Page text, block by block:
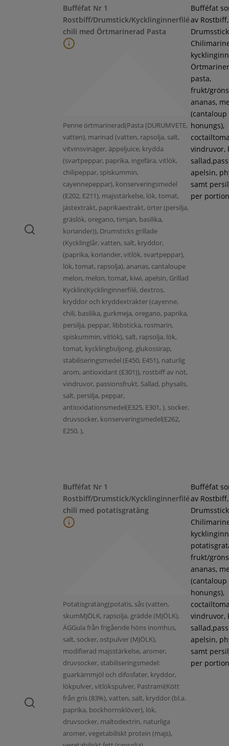
Bufféfat Nr 1
Rostbiff/Drumstick/Kycklinginnerfilé
chili med Örtmarinerad Pasta
Penne örtmarinerad(Pasta (DURUMVETE,
vatten), marinad (vatten, rapsolja, salt,
vitvinsvinäger, äppeljuice, krydda
(svartpeppar, paprika, ingefära, vitlök,
chilipeppar, spiskummin,
cayennepeppar), konserveringsmedel
(E202, E211), majsstärkelse, lök, tomat,
jästextrakt, paprikaextrakt, örter (persilja,
gräslök, oregano, timjan, basilika,
koriander)), Drumsticks grillade
(Kycklinglår, vatten, salt, kryddor,
(paprika, koriander, vitlök, svartpeppar),
lök, tomat, rapsolja), ananas, cantaloupe
melon, melon, tomat, kiwi, apelsin, Grillad
Kycklin(Kycklinginnerfilé, dextros,
kryddor och kryddextrakter (cayenne,
chili, basilika, gurkmeja, oregano, paprika,
persilja, peppar, libbsticka, rosmarin,
spiskummin, vitlök), salt, rapsolja, lök,
tomat, kycklingbuljong, glukossirap,
stabiliseringsmedel (E450, E451), naturlig
arom, antioxidant (E301)), rostbiff av nöt,
vindruvor, passionsfrukt, Sallad, physalis,
salt, persilja, peppar,
antioxidationsmedel(E325, E301, ), socker,
druvsocker, konserveringsmedel(E262,
E250, ),
Bufféfat
av Rostbiff,
pasta,
frukt/
ananas,
(cantaloup
honungs),
vindruvor,
apelsin,
samt
per
Bufféfat Nr 1
Rostbiff/Drumstick/Kycklinginnerfilé
chili med potatisgratäng
Potatisgratäng(potatis, sås (vatten,
skumMJÖLK, rapsolja, grädde (MJÖLK),
ÄGGula från frigående höns inomhus,
salt, socker, ostpulver (MJÖLK),
modifierad majsstärkelse, aromer,
druvsocker, stabiliseringsmedel:
guarkärnmjöl och difosfater, kryddor,
lökpulver, vitlökspulver, Pastrami(Kött
från gris (83%), vatten, salt, kryddor (bl.a.
paprika, bockhornsklöver), lök,
druvsocker, maltodextrin, naturliga
aromer, vegetabiliskt protein (majs),
Bufféfat
av Rostbiff,
frukt/
ananas,
(cantaloup
honungs),
vindruvor,
apelsin,
samt
per